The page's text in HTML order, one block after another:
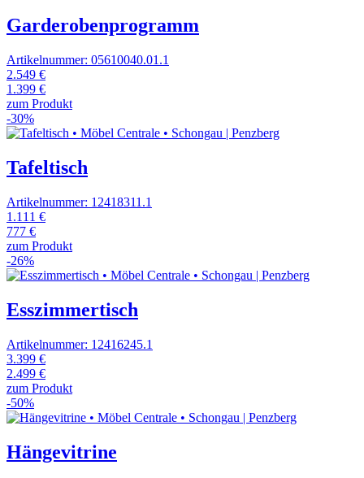
Garderobenprogramm
Artikelnummer: 05610040.01.1
2.549 €
1.399 €
zum Produkt
-30%
Tafeltisch
Artikelnummer: 12418311.1
1.111 €
777 €
zum Produkt
-26%
Esszimmertisch
Artikelnummer: 12416245.1
3.399 €
2.499 €
zum Produkt
-50%
Hängevitrine